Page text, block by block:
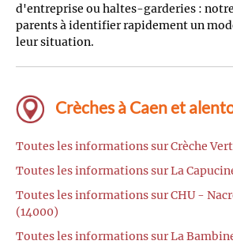
d'entreprise ou haltes-garderies :
parents à identifier rapidement un
leur situation.
Crèches à Caen et
Toutes les informations sur Crèche
Toutes les informations sur La
Toutes les informations sur CHU -
(14000)
Toutes les informations sur La